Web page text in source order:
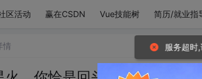
区活动 赢在CSDN Vue技能树 简历/就业指
情 服务超时